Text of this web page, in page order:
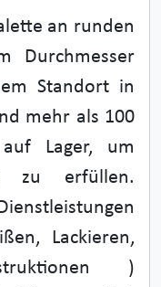
an runden
Durchmesser
Standort in
mehr als 100
Lager, um
zu erfüllen.
Lackieren,
)